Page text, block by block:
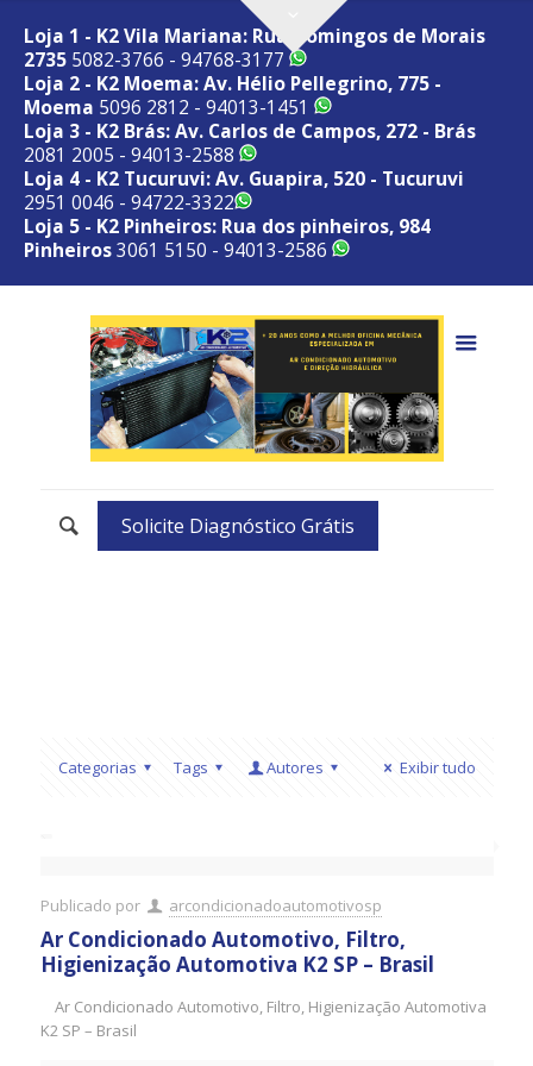
Loja 1 - K2 Vila Mariana: Rua Domingos de Morais
2735 5082-3766 - 94768-3177
Loja 2 - K2 Moema: Av. Hélio Pellegrino, 775 -
Moema 5096 2812 - 94013-1451
Loja 3 - K2 Brás: Av. Carlos de Campos, 272 - Brás
2081 2005 - 94013-2588
Loja 4 - K2 Tucuruvi: Av. Guapira, 520 - Tucuruvi
2951 0046 - 94722-3322
Loja 5 - K2 Pinheiros: Rua dos pinheiros, 984
Pinheiros3061 5150 - 94013-2586
Solicite Diagnóstico Grátis
Categorias Tags Autores Exibir tudo
Publicado por arcondicionadoautomotivosp
Ar Condicionado Automotivo, Filtro,
Higienização Automotiva K2 SP – Brasil
Ar Condicionado Automotivo, Filtro, Higienização Automotiva
K2 SP – Brasil